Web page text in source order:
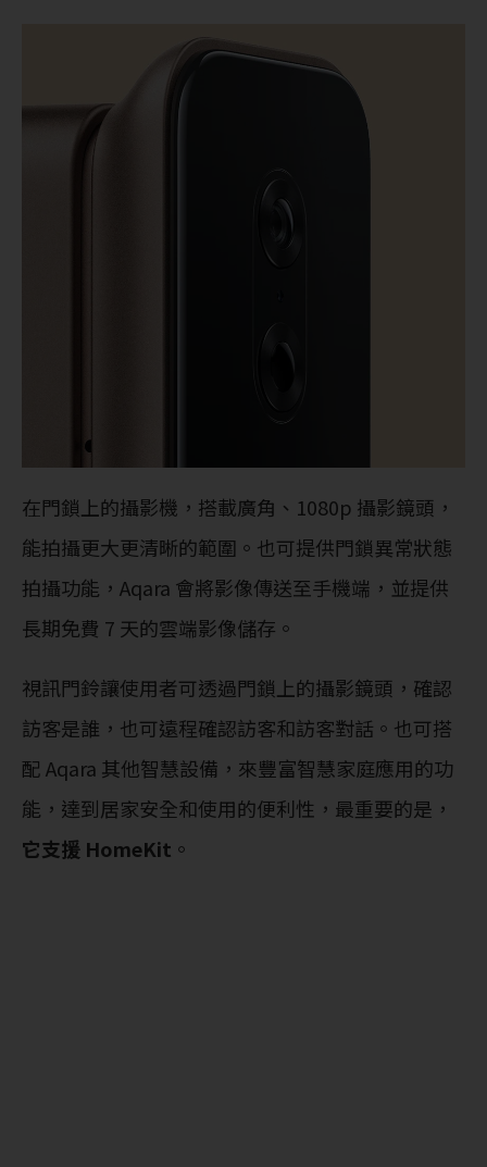
在門鎖上的攝影機，搭載廣角、1080p 攝影鏡頭，
能拍攝更大更清晰的範圍。也可提供門鎖異常狀態
拍攝功能，Aqara 會將影像傳送至手機端，並提供
長期免費 7 天的雲端影像儲存。
視訊門鈴讓使用者可透過門鎖上的攝影鏡頭，確認
訪客是誰，也可遠程確認訪客和訪客對話。也可搭
配 Aqara 其他智慧設備，來豐富智慧家庭應用的功
能，達到居家安全和使用的便利性，最重要的是，
它支援 HomeKit 。